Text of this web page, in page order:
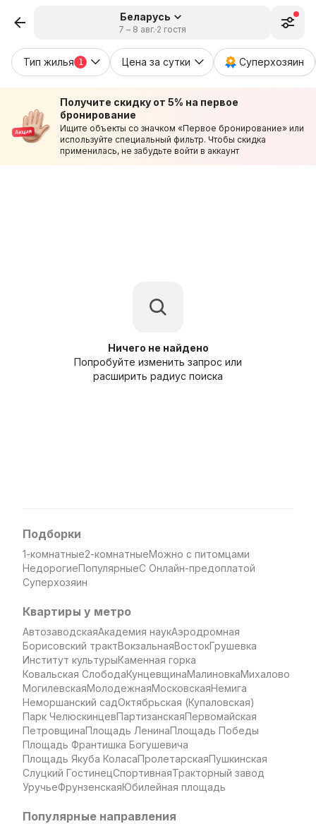
Беларусь
7 – 8 авг. 2 гостя
Тип жилья 1 Цена за сутки Суперхозяин
Получите скидку от 5% на первое
бронирование
Ищите объекты со значком «Первое бронирование» или
используйте специальный фильтр. Чтобы скидка
применилась, не забудьте войти в аккаунт
Ничего не найдено
Попробуйте изменить запрос или
расширить радиус поиска
Подборки
1-комнатные2-комнатныеМожно с питомцами
НедорогиеПопулярныеС Онлайн-предоплатой
Суперхозяин
Квартиры у метро
АвтозаводскаяАкадемия наукАэродромная
Борисовский трактВокзальнаяВостокГрушевка
Институт культурыКаменная горка
Ковальская СлободаКунцевщинаМалиновкаМихалово
МогилевскаяМолодежнаяМосковскаяНемига
Неморшанский садОктябрьская (Купаловская)
Парк ЧелюскинцевПартизанскаяПервомайская
ПетровщинаПлощадь ЛенинаПлощадь Победы
Площадь Франтишка Богушевича
Площадь Якуба КоласаПролетарскаяПушкинская
Слуцкий ГостинецСпортивнаяТракторный завод
УручьеФрунзенскаяЮбилейная площадь
Популярные направления